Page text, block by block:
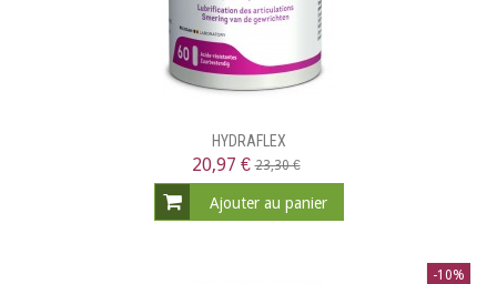
HYDRAFLEX
20,97 €23,30 €
Ajouter au panier
-10%